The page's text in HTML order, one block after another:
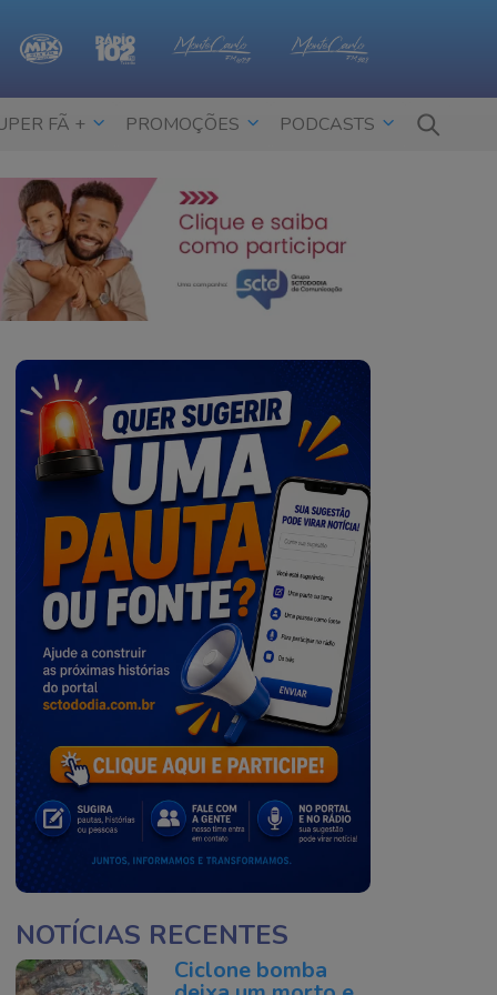
FÃ + PROMOÇÕES PODCASTS
NOTÍCIAS RECENTES
Ciclone bomba